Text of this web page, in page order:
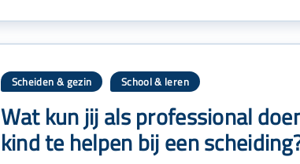
Scheiden & gezin School & leren
Wat kun jij als professional
kind te helpen bij een